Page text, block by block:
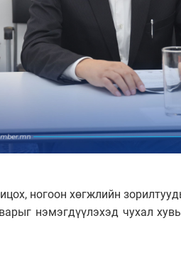
ногоон хөгжлийн
нэмэгдүүлэхэд чухал